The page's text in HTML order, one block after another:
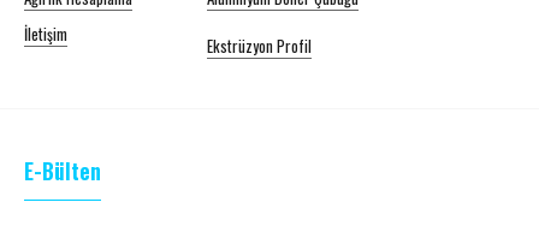
İletişim
Ekstrüzyon Profil
E-Bülten